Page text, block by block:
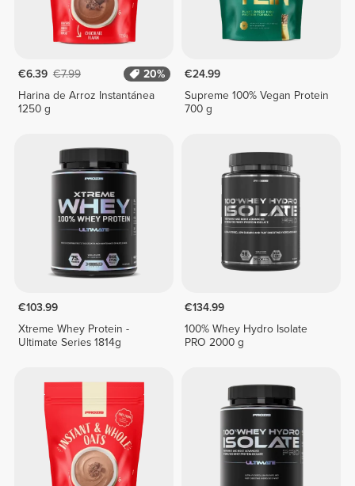
€6.39 €7.99
20%
Harina de Arroz Instantánea
1250 g
€24.99
Supreme 100% Vegan Protein
700 g
€103.99
Xtreme Whey Protein -
Ultimate Series 1814g
€134.99
100% Whey Hydro Isolate
PRO 2000 g